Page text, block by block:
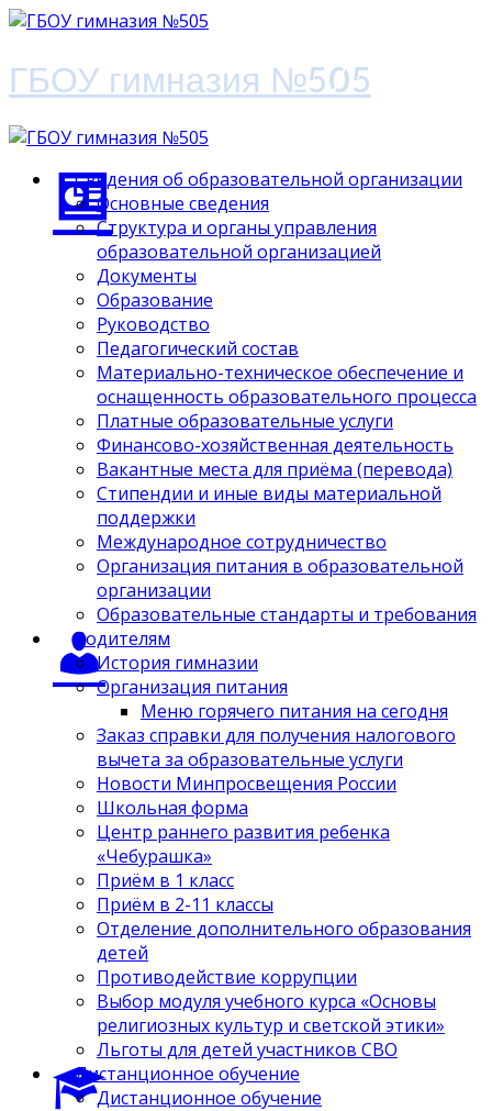
ГБОУ гимназия №505
Сведения об образовательной организации
Основные сведения
Структура и органы управления
образовательной организацией
Документы
Образование
Руководство
Педагогический состав
Материально-техническое обеспечение и
оснащенность образовательного процесса
Платные образовательные услуги
Финансово-хозяйственная деятельность
Вакантные места для приёма (перевода)
Стипендии и иные виды материальной
поддержки
Международное сотрудничество
Организация питания в образовательной
организации
Образовательные стандарты и требования
Родителям
История гимназии
Организация питания
Меню горячего питания на сегодня
Заказ справки для получения налогового
вычета за образовательные услуги
Новости Минпросвещения России
Школьная форма
Центр раннего развития ребенка
«Чебурашка»
Приём в 1 класс
Приём в 2-11 классы
Отделение дополнительного образования
детей
Противодействие коррупции
Выбор модуля учебного курса «Основы
религиозных культур и светской этики»
Льготы для детей участников СВО
Дистанционное обучение
Дистанционное обучение